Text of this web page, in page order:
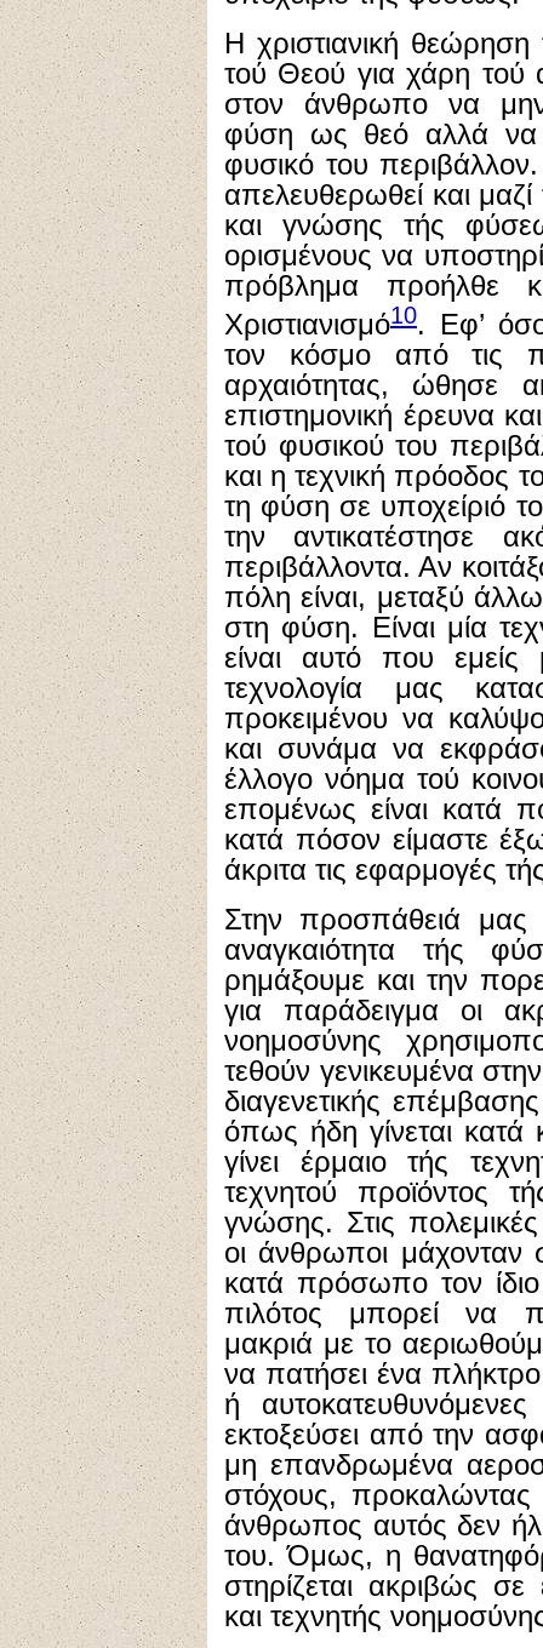
Η χριστιανική
τού Θεού για χάρη τού
στον άνθρωπο να μην
φύση ως θεό αλλά να
φυσικό του
απελευθερωθεί και μαζί
και γνώσης τής
ορισμένους να
πρόβλημα προήλθε
Χριστιανισμό10. Εφ’
τον κόσμο από τις
αρχαιότητας, ώθησε
επιστημονική έρευνα
τού φυσικού του
και η τεχνική πρόοδος
τη φύση σε υποχείριό
την αντικατέστησε
περιβάλλοντα. Αν
πόλη είναι, μεταξύ
στη φύση. Είναι μία
είναι αυτό που
τεχνολογία μας
προκειμένου να
και συνάμα να
έλλογο νόημα τού
επομένως είναι κατά
κατά πόσον είμαστε
άκριτα τις εφαρμογές
Στην προσπάθειά
αναγκαιότητα τής
ρημάξουμε και την
για παράδειγμα οι
νοημοσύνης
τεθούν γενικευμένα
διαγενετικής
όπως ήδη γίνεται κατά
γίνει έρμαιο τής
τεχνητού προϊόντος
γνώσης. Στις
οι άνθρωποι
κατά πρόσωπο τον
πιλότος μπορεί να
μακριά με το
να πατήσει ένα πλήκτρο
ή
εκτοξεύσει από την
μη επανδρωμένα
στόχους,
άνθρωπος αυτός δεν
του. Όμως, η
στηρίζεται ακριβώς
και τεχνητής